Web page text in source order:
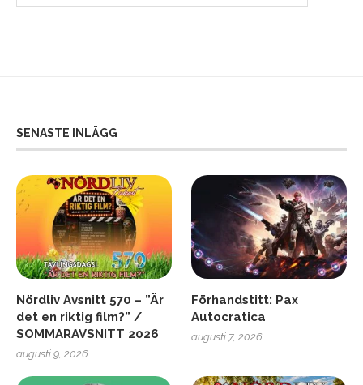
SENASTE INLÄGG
Nördliv Avsnitt 570 – ”Är
det en riktig film?” /
SOMMARAVSNITT 2026
augusti 9, 2026
Förhandstitt: Pax
Autocratica
augusti 7, 2026